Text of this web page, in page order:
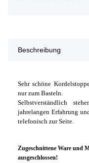
Beschreibung
Sehr schöne
nur zum Basteln.
Selbstverständlich
jahrelangen Erfahrung
telefonisch zur Seite.
Zugeschnittene Ware und
ausgeschlossen!